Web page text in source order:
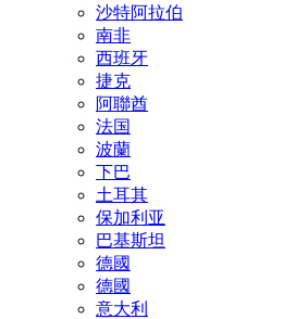
沙特阿拉伯
南非
西班牙
捷克
阿聯酋
法国
波蘭
下巴
土耳其
保加利亚
巴基斯坦
德國
德國
意大利